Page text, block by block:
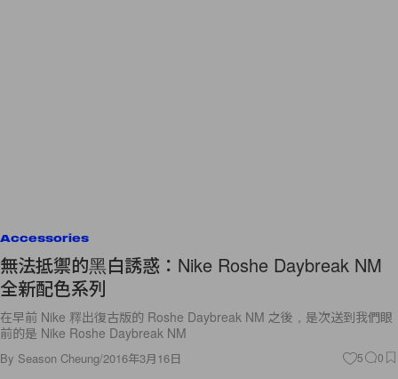
Accessories
無法抵禦的黑白誘惑：Nike Roshe Daybreak NM
全新配色系列
在早前 Nike 釋出復古版的 Roshe Daybreak NM 之後，是次送到我們眼
前的是 Nike Roshe Daybreak NM
By Season Cheung/2016年3月16日 5 0